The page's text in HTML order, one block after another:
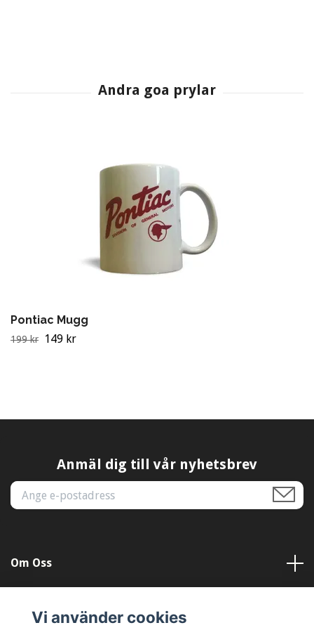
Pontiac Mugg
199 kr 149 kr
Anmäl dig till vår nyhetsbrev
Om Oss
Vi använder cookies